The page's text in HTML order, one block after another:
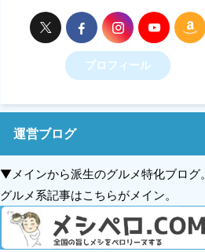
プロフィール
運営ブログ
▼メインから派生のグルメ特化ブログ。
グルメ系記事はこちらがメイン。